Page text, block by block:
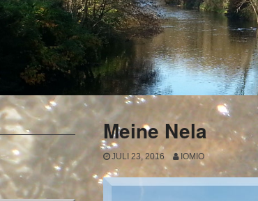
Meine Nela
JULI 23, 2016 IOMIO